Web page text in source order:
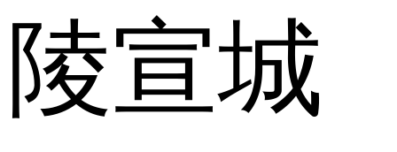
陵宣城